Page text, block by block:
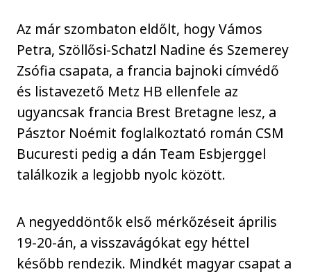
Az már szombaton eldőlt, hogy Vámos
Petra, Szöllősi-Schatzl Nadine és Szemerey
Zsófia csapata, a francia bajnoki címvédő
és listavezető Metz HB ellenfele az
ugyancsak francia Brest Bretagne lesz, a
Pásztor Noémit foglalkoztató román CSM
Bucuresti pedig a dán Team Esbjerggel
találkozik a legjobb nyolc között.
A negyeddöntők első mérkőzéseit április
19-20-án, a visszavágókat egy héttel
később rendezik. Mindkét magyar csapat a